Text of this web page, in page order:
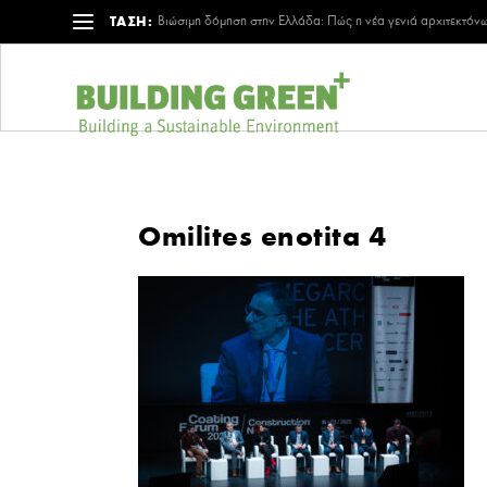
ΤΑΣΗ: Βιώσιμη δόμηση στην Ελλάδα: Πώς η νέα γενιά
Omilites enotita 4